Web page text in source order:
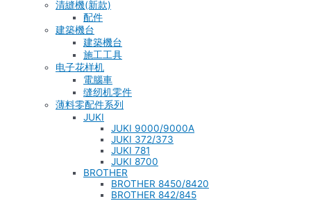
清縫機(新款)
配件
建築機台
建築機台
施工工具
电子花样机
電腦車
缝纫机零件
薄料零配件系列
JUKI
JUKI 9000/9000A
JUKI 372/373
JUKI 781
JUKI 8700
BROTHER
BROTHER 8450/8420
BROTHER 842/845